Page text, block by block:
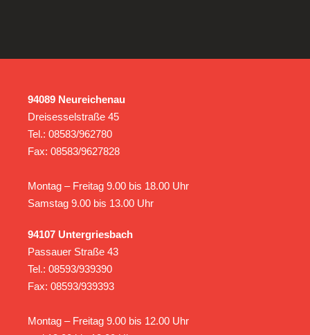
94089 Neureichenau
Dreisesselstraße 45
Tel.: 08583/962780
Fax: 08583/9627828
Montag – Freitag 9.00 bis 18.00 Uhr
Samstag 9.00 bis 13.00 Uhr
94107 Untergriesbach
Passauer Straße 43
Tel.: 08593/939390
Fax: 08593/939393
Montag – Freitag 9.00 bis 12.00 Uhr